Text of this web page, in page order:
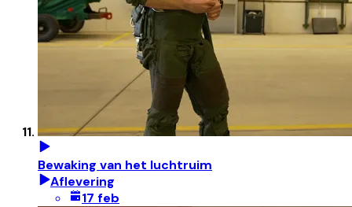
Bewaking van het luchtruim
Aflevering
17 feb